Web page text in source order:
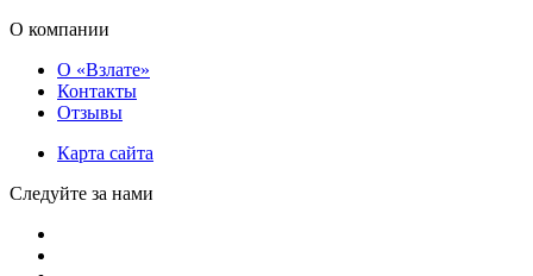
О компании
О «Взлате»
Контакты
Отзывы
Карта сайта
Следуйте за нами